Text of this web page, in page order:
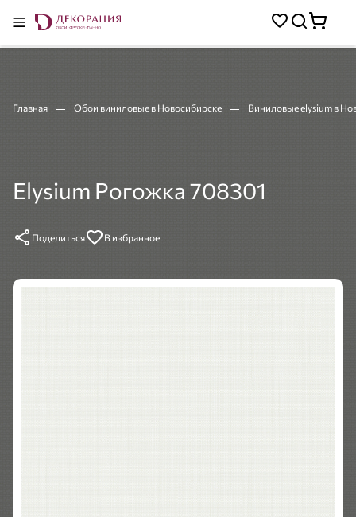
Главная Обои виниловые в Новосибирске Виниловые elysium в
Elysium Рогожка 708301
Поделиться В избранное